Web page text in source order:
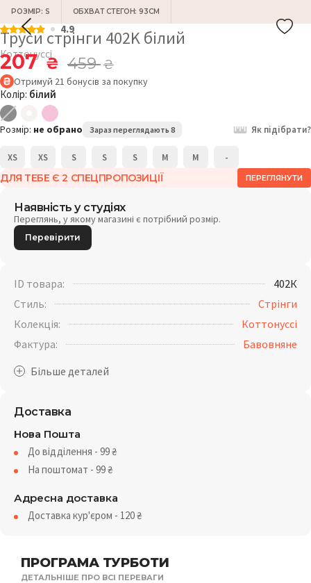
РОЗМІР: S ОБХВАТ СТЕГОН: 93СМ
4.9
Труси стрінги 402K білий
Коттонуссі
207₴ 459₴
Отримуй 21 бонусів за покупку
Колір: білий
Розмір: не обрано Зараз переглядають 8 Як підібрати?
XS XS S S S M M -
ДЛЯ ТЕБЕ Є 2 СПЕЦПРОПОЗИЦІЇ ПЕРЕГЛЯНУТИ
ПРОГРАМА ТУРБОТИ
ДЕТАЛЬНІШЕ ПРО ВСІ ПЕРЕВАГИ
Наявність у студіях
Переглянь, у якому магазині є потрібний розмір.
Перевірити
ID товара:
402К
Стиль:
Стрінги
Колекція:
Коттонуссі
Фактура:
Бавовняне
Доставка
Нова Пошта
До відділення - 99₴
На поштомат - 99₴
Адресна доставка
Доставка кур'єром - 120₴